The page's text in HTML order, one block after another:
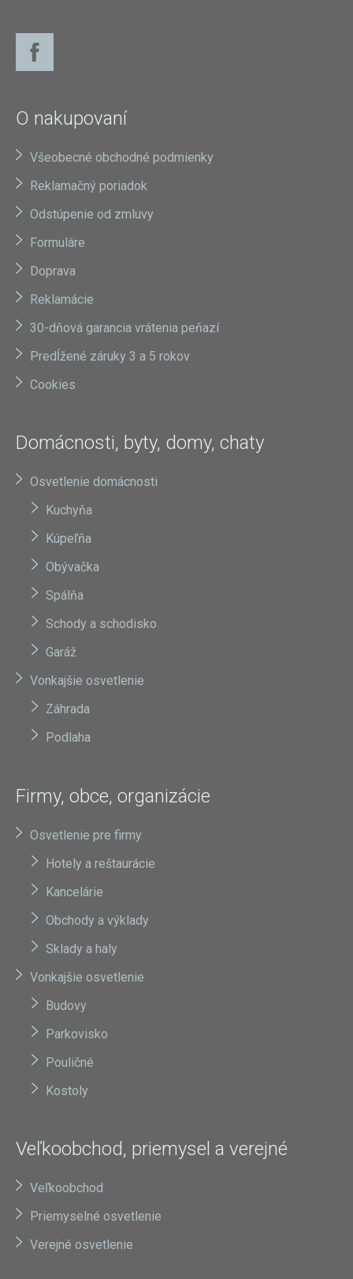
O nakupovaní
Všeobecné obchodné podmienky
Reklamačný poriadok
Odstúpenie od zmluvy
Formuláre
Doprava
Reklamácie
30-dňová garancia vrátenia peňazí
Predĺžené záruky 3 a 5 rokov
Cookies
Domácnosti, byty, domy, chaty
Osvetlenie domácnosti
Kuchyňa
Kúpeľňa
Obývačka
Spálňa
Schody a schodisko
Garáž
Vonkajšie osvetlenie
Záhrada
Podlaha
Firmy, obce, organizácie
Osvetlenie pre firmy
Hotely a reštaurácie
Kancelárie
Obchody a výklady
Sklady a haly
Vonkajšie osvetlenie
Budovy
Parkovisko
Pouličné
Kostoly
Veľkoobchod, priemysel a verejné
Veľkoobchod
Priemyselné osvetlenie
Verejné osvetlenie